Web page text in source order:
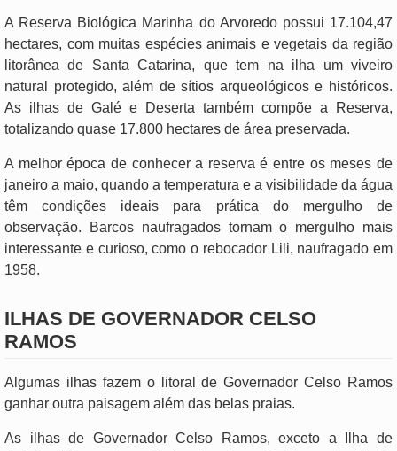
A Reserva Biológica Marinha do Arvoredo possui 17.104,47
hectares, com muitas espécies animais e vegetais da região
litorânea de Santa Catarina, que tem na ilha um viveiro
natural protegido, além de sítios arqueológicos e históricos.
As ilhas de Galé e Deserta também compõe a Reserva,
totalizando quase 17.800 hectares de área preservada.
A melhor época de conhecer a reserva é entre os meses de
janeiro a maio, quando a temperatura e a visibilidade da água
têm condições ideais para prática do mergulho de
observação. Barcos naufragados tornam o mergulho mais
interessante e curioso, como o rebocador Lili, naufragado em
1958.
ILHAS DE GOVERNADOR CELSO
RAMOS
Algumas ilhas fazem o litoral de Governador Celso Ramos
ganhar outra paisagem além das belas praias.
As ilhas de Governador Celso Ramos, exceto a Ilha de